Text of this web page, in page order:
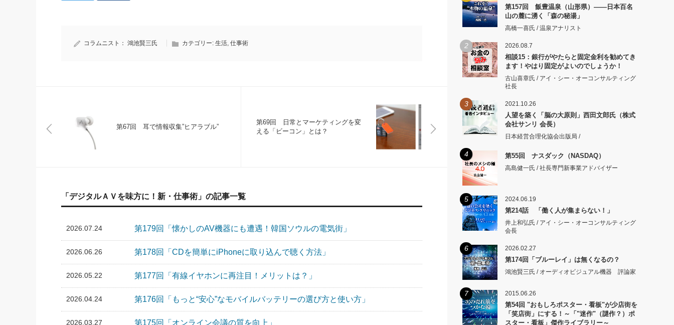
コラムニスト： 鴻池賢三氏 カテゴリー: 生活, 仕事術
第67回 耳で情報収集”ヒアラブル”
第69回 日常とマーケティングを変
える「ビーコン」とは？
「デジタルＡＶを味方に！新・仕事術」の記事一覧
2026.07.24 第179回「懐かしのAV機器にも遭遇！韓国ソウルの電気街」
2026.06.26 第178回「CDを簡単にiPhoneに取り込んで聴く方法」
2026.05.22 第177回「有線イヤホンに再注目！メリットは？」
2026.04.24 第176回「もっと“安心”なモバイルバッテリーの選び方と使い方」
2026.03.27 第175回「オンライン会議の質を向上」
第157回 飯豊温泉（山形県）――日本百名
山の麓に湧く「森の秘湯」
高橋一喜氏 / 温泉アナリスト
2 2026.08.7
相談15：銀行がやたらと固定金利を勧めてき
ます！やはり固定がよいのでしょうか！
古山喜章氏 / アイ・シー・オーコンサルティング
社長
3 2021.10.26
人望を築く「脳の大原則」西田文郎氏（株式
会社サンリ 会長）
日本経営合理化協会出版局 /
4 第55回 ナスダック（NASDAQ）
高島健一氏 / 社長専門新事業アドバイザー
5 2024.06.19
第214話 「働く人が集まらない！」
井上和弘氏 / アイ・シー・オーコンサルティング
会長
6 2026.02.27
第174回「ブルーレイ」は無くなるの？
鴻池賢三氏 / オーディオビジュアル機器 評論家
7 2015.06.26
第54回 "おもしろポスター・看板"が少店街を
「笑店街」にする！～「"迷作"（謎作？）ポ
スター・看板」傑作ライブラリー～